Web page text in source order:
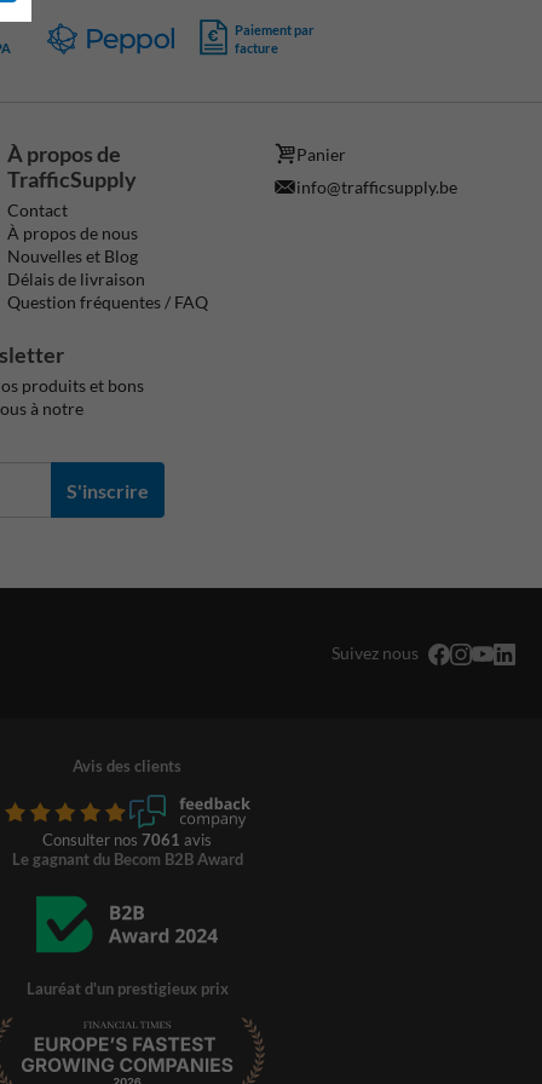
Paiement par
facture
À propos de
TrafficSupply
Contact
À propos de nous
Nouvelles et Blog
Délais de livraison
Question fréquentes / FAQ
Panier
info@trafficsupply.be
produits et bons
à notre
S'inscrire
Suivez nous
Avis des clients
Consulter nos 7061 avis
Le gagnant du Becom B2B Award
Lauréat d'un prestigieux prix